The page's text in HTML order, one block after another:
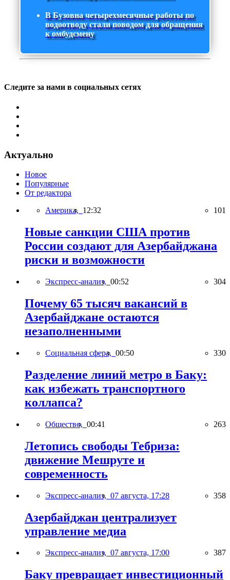
В Бузовна четырехмесячные работы по
водоотводу стали поводом для обращения
к омбудсмену
Следите за нами в социальных сетях
Актуально
Новое
Популярные
От редактора
Америка, 12:32 101
Новые санкции США против
России создают для Азербайджана
риски и возможности
Экспресс-анализ, 00:52 304
Почему 65 тысяч вакансий в
Азербайджане остаются
незаполненными
Социальная сфера, 00:50 330
Разделение линий метро в Баку:
как избежать транспортного
коллапса?
Общество, 00:41 263
Летопись свободы Тебриза:
движение Мешруте и
современность
Экспресс-анализ, 07 августа, 17:28 358
Азербайджан централизует
управление медиа
Экспресс-анализ, 07 августа, 17:00 387
Баку превращает инвестиционный